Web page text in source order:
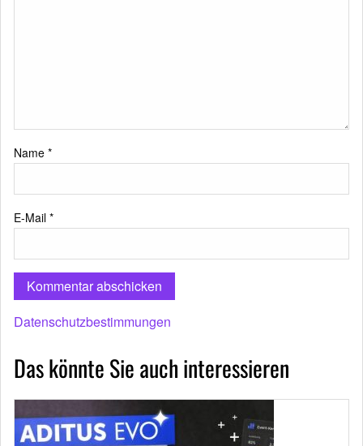
Name *
E-Mail *
Datenschutzbestimmungen
Das könnte Sie auch interessieren